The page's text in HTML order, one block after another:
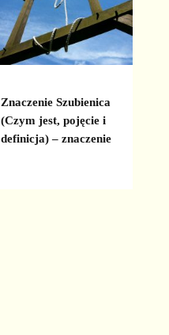
Znaczenie Szubienica
(Czym jest, pojęcie i
definicja) – znaczenie